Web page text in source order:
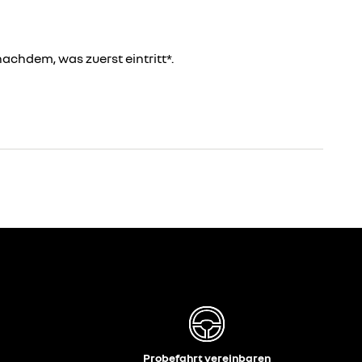
was zuerst eintritt*.
Probefahrt vereinbaren